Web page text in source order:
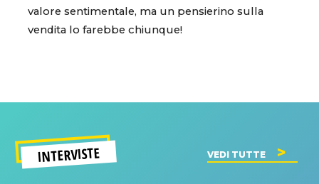
valore sentimentale, ma un pensierino sulla
vendita lo farebbe chiunque!
INTERVISTE VEDI TUTTE